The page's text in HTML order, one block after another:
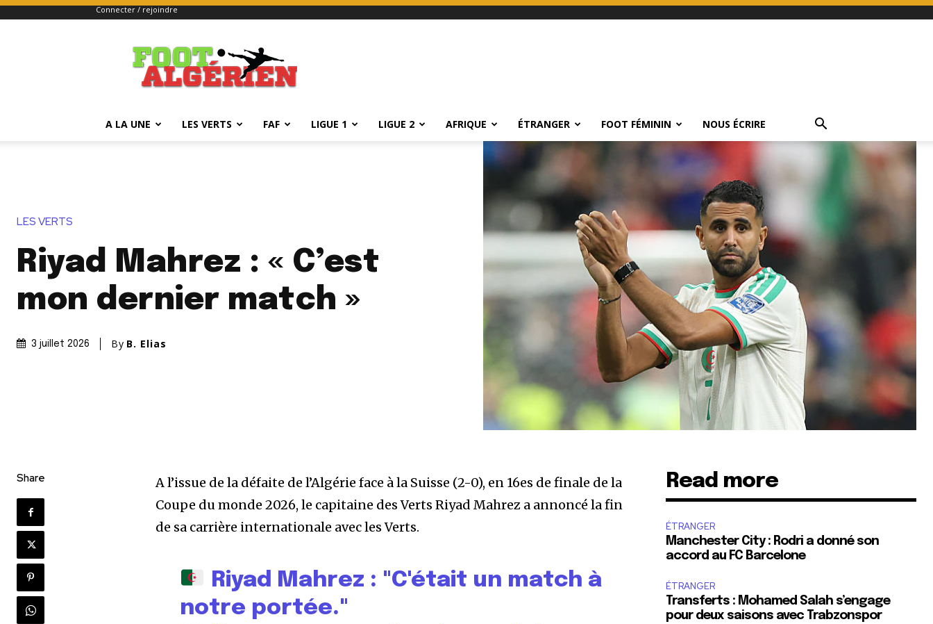
Connecter / rejoindre
FOOTALGERIEN
A LA UNE LES VERTS FAF LIGUE 1 LIGUE 2 AFRIQUE ÉTRANGER FOOT FÉMININ NOUS ÉCRIRE
LES VERTS
Riyad Mahrez : « C’est
mon dernier match »
3 juillet 2026 By B. Elias
Share
A l’issue de la défaite de l’Algérie face à la Suisse (2-0), en 16es de finale de la
Coupe du monde 2026, le capitaine des Verts Riyad Mahrez a annoncé la fin
de sa carrière internationale avec les Verts.
Riyad Mahrez : "C'était un match à
notre portée."
Read more
ÉTRANGER
Manchester City : Rodri a donné son
accord au FC Barcelone
ÉTRANGER
Transferts : Mohamed Salah s’engage
pour deux saisons avec Trabzonspor